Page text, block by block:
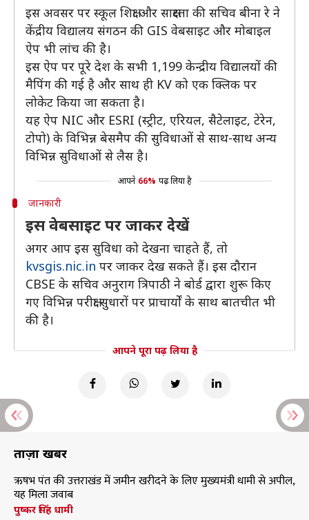
इस अवसर पर स्कूल शिक्षा और साक्षरता की सचिव बीना रे ने
केंद्रीय विद्यालय संगठन की GIS वेबसाइट और मोबाइल
ऐप भी लांच की है।
इस ऐप पर पूरे देश के सभी 1,199 केन्द्रीय विद्यालयों की
मैपिंग की गई है और साथ ही KV को एक क्लिक पर
लोकेट किया जा सकता है।
यह ऐप NIC और ESRI (स्ट्रीट, एरियल, सैटेलाइट, टेरेन,
टोपो) के विभिन्न बेसमैप की सुविधाओं से साथ-साथ अन्य
विभिन्न सुविधाओं से लैस है।
आपने 66% पढ़ लिया है
जानकारी
इस वेबसाइट पर जाकर देखें
अगर आप इस सुविधा को देखना चाहते हैं, तो
kvsgis.nic.in पर जाकर देख सकते हैं। इस दौरान
CBSE के सचिव अनुराग त्रिपाठी ने बोर्ड द्वारा शुरू किए
गए विभिन्न परीक्षा सुधारों पर प्राचार्यों के साथ बातचीत भी
की है।
आपने पूरा पढ़ लिया है
ताज़ा खबरें
ऋषभ पंत की उत्तराखंड में जमीन खरीदने के लिए मुख्यमंत्री धामी से अपील,
यह मिला जवाब
पुष्कर सिंह धामी